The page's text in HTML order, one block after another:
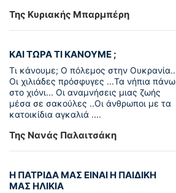
Της Κυριακής Μπαρμπέρη
ΚΑΙ ΤΩΡΑ ΤΙ ΚΑΝΟΥΜΕ ;
Τι κάνουμε; Ο πόλεμος στην Ουκρανία..
Οι χιλιάδες πρόσφυγες ...Τα νήπια πάνω
στο χιόνι... Οι αναμνήσεις μιας ζωής
μέσα σε σακούλες ..Οι άνθρωποι με τα
κατοικίδια αγκαλιά ....
Της Νανάς Παλαιτσάκη
Η ΠΑΤΡΙΔΑ ΜΑΣ ΕΙΝΑΙ Η ΠΑΙΔΙΚΗ
ΜΑΣ ΗΛΙΚΙΑ